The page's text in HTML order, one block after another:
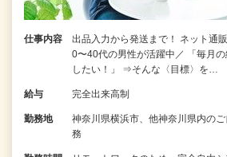
仕事内容
出品入力から発送まで！ ネット通
0〜40代の男性が活躍中／ 「毎月の
したい！」 ⇒そんな〈目標〉を…
給与 完全出来高制
勤務地
神奈川県横浜市、他神奈川県内の
務